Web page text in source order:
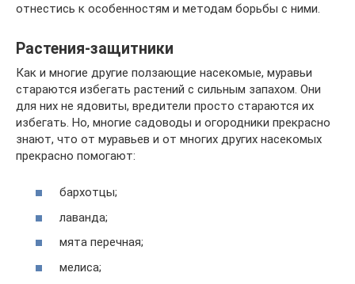
отнестись к особенностям и методам борьбы с ними.
Растения-защитники
Как и многие другие ползающие насекомые, муравьи
стараются избегать растений с сильным запахом. Они
для них не ядовиты, вредители просто стараются их
избегать. Но, многие садоводы и огородники прекрасно
знают, что от муравьев и от многих других насекомых
прекрасно помогают:
бархотцы;
лаванда;
мята перечная;
мелиса;